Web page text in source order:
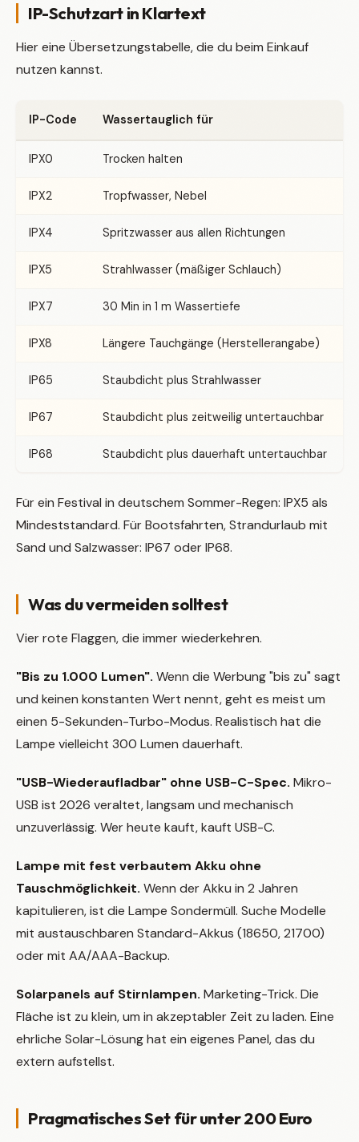
IP-Schutzart in Klartext
Hier eine Übersetzungstabelle, die du beim Einkauf
nutzen kannst.
IP-Code Wassertauglich für
IPX0 Trocken halten
IPX2 Tropfwasser, Nebel
IPX4 Spritzwasser aus allen Richtungen
IPX5 Strahlwasser (mäßiger Schlauch)
IPX7 30 Min in 1 m Wassertiefe
IPX8 Längere Tauchgänge (Herstellerangabe)
IP65 Staubdicht plus Strahlwasser
IP67 Staubdicht plus zeitweilig untertauchbar
IP68 Staubdicht plus dauerhaft untertauchbar
Für ein Festival in deutschem Sommer-Regen: IPX5 als
Mindeststandard. Für Bootsfahrten, Strandurlaub mit
Sand und Salzwasser: IP67 oder IP68.
Was du vermeiden solltest
Vier rote Flaggen, die immer wiederkehren.
"Bis zu 1.000 Lumen". Wenn die Werbung "bis zu" sagt
und keinen konstanten Wert nennt, geht es meist um
einen 5-Sekunden-Turbo-Modus. Realistisch hat die
Lampe vielleicht 300 Lumen dauerhaft.
"USB-Wiederaufladbar" ohne USB-C-Spec. Mikro-
USB ist 2026 veraltet, langsam und mechanisch
unzuverlässig. Wer heute kauft, kauft USB-C.
Lampe mit fest verbautem Akku ohne
Tauschmöglichkeit. Wenn der Akku in 2 Jahren
kapitulieren, ist die Lampe Sondermüll. Suche Modelle
mit austauschbaren Standard-Akkus (18650, 21700)
oder mit AA/AAA-Backup.
Solarpanels auf Stirnlampen. Marketing-Trick. Die
Fläche ist zu klein, um in akzeptabler Zeit zu laden. Eine
ehrliche Solar-Lösung hat ein eigenes Panel, das du
extern aufstellst.
Pragmatisches Set für unter 200 Euro